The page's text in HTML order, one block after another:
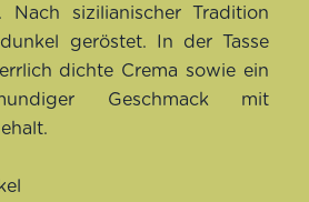
Nach sizilianischer Tradition
geröstet. In der Tasse
dichte Crema sowie ein
Geschmack mit